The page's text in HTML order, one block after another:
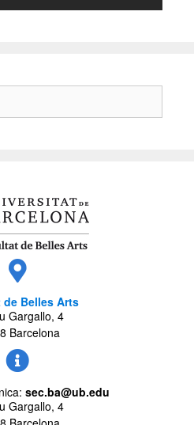
de Belles Arts
Gargallo, 4
Barcelona
sec.ba@ub.edu
Gargallo, 4